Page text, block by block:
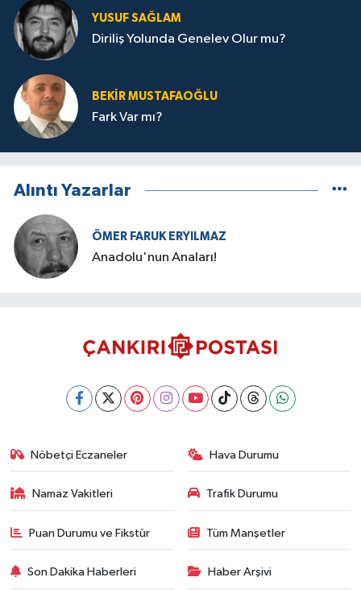
YUSUF SAĞLAM
Diriliş Yolunda Genelev Olur mu?
BEKIR MUSTAFAOĞLU
Fark Var mı?
Alıntı Yazarlar
ÖMER FARUK ERYILMAZ
Anadolu'nun Anaları!
Nöbetçi Eczaneler Hava Durumu
Namaz Vakitleri Trafik Durumu
Puan Durumu ve Fikstür Tüm Manşetler
Son Dakika Haberleri Haber Arşivi